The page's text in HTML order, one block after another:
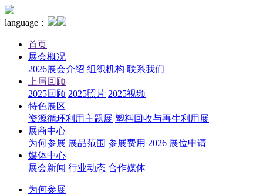
language：
首页
展会概况
2026展会介绍 组织机构 联系我们
上届回顾
2025回顾 2025照片 2025视频
特色展区
资源循环利用主题展 塑料回收与再生利用展
展商中心
为何参展 展品范围 参展费用 2026 展位申请
媒体中心
展会新闻 行业动态 合作媒体
为何参展